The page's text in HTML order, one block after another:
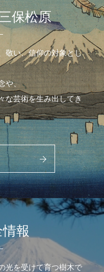
保松原
敬い、信仰の対象とし
や、
な芸術を生み出してき
報
光を受けて育つ樹木で